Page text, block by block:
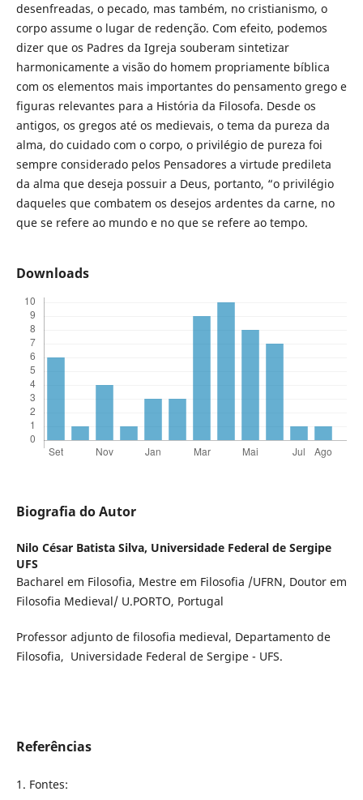
desenfreadas, o pecado, mas também, no cristianismo, o
corpo assume o lugar de redenção. Com efeito, podemos
dizer que os Padres da Igreja souberam sintetizar
harmonicamente a visão do homem propriamente bíblica
com os elementos mais importantes do pensamento grego e
figuras relevantes para a História da Filosofa. Desde os
antigos, os gregos até os medievais, o tema da pureza da
alma, do cuidado com o corpo, o privilégio de pureza foi
sempre considerado pelos Pensadores a virtude predileta
da alma que deseja possuir a Deus, portanto, “o privilégio
daqueles que combatem os desejos ardentes da carne, no
que se refere ao mundo e no que se refere ao tempo.
Downloads
Biografia do Autor
Nilo César Batista Silva, Universidade Federal de Sergipe
UFS
Bacharel em Filosofia, Mestre em Filosofia /UFRN, Doutor em
Filosofia Medieval/ U.PORTO, Portugal
Professor adjunto de filosofia medieval, Departamento de
Filosofia, Universidade Federal de Sergipe - UFS.
Referências
1. Fontes: